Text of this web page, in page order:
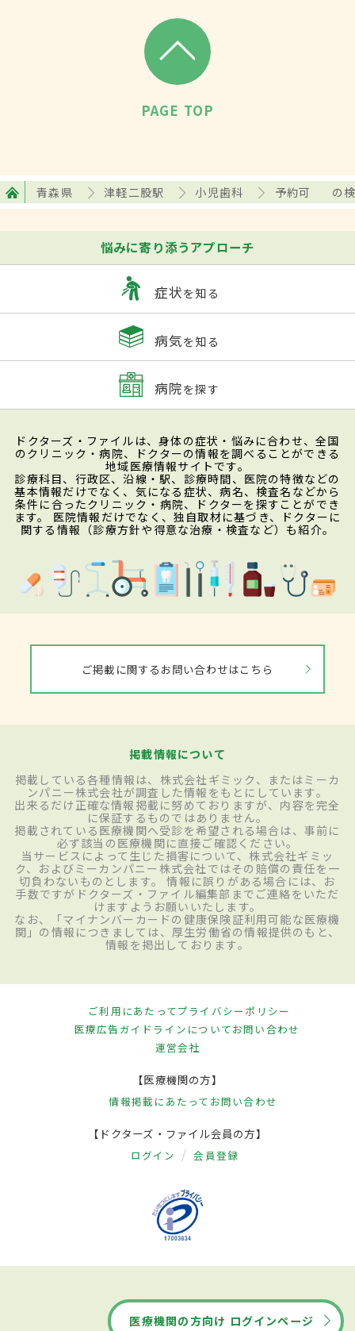
PAGE TOP
青森県 津軽二股駅 小児歯科 予約可 の
悩みに寄り添うアプローチ
症状を知る
病気を知る
病院を探す
ドクターズ・ファイルは、身体の症状・悩みに合わせ、全国
のクリニック・病院、ドクターの情報を調べることができる
地域医療情報サイトです。
診療科目、行政区、沿線・駅、診療時間、医院の特徴などの
基本情報だけでなく、気になる症状、病名、検査名などから
条件に合ったクリニック・病院、ドクターを探すことができ
ます。 医院情報だけでなく、独自取材に基づき、ドクターに
関する情報（診療方針や得意な治療・検査など）も紹介。
ご掲載に関するお問い合わせはこちら
掲載情報について
掲載している各種情報は、株式会社ギミック、またはミーカ
ンパニー株式会社が調査した情報をもとにしています。
出来るだけ正確な情報掲載に努めておりますが、内容を完全
に保証するものではありません。
掲載されている医療機関へ受診を希望される場合は、事前に
必ず該当の医療機関に直接ご確認ください。
当サービスによって生じた損害について、株式会社ギミッ
ク、およびミーカンパニー株式会社ではその賠償の責任を一
切負わないものとします。 情報に誤りがある場合には、お
手数ですがドクターズ・ファイル編集部までご連絡をいただ
けますようお願いいたします。
なお、「マイナンバーカードの健康保険証利用可能な医療機
関」の情報につきましては、厚生労働省の情報提供のもと、
情報を掲出しております。
ご利用にあたってプライバシーポリシー
医療広告ガイドラインについてお問い合わせ
運営会社
【医療機関の方】
情報掲載にあたって お問い合わせ
【ドクターズ・ファイル会員の方】
ログイン 会員登録
医療機関の方向け ログインページ